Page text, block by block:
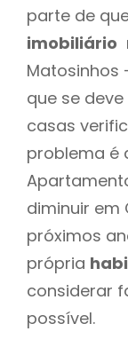
parte de
imobiliário
Matosinhos
que se
casas
problema é
diminuir em
próximos
própria
considerar
possível.